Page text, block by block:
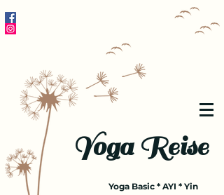
Yoga Reise
Yoga Basic * AYI * Yin